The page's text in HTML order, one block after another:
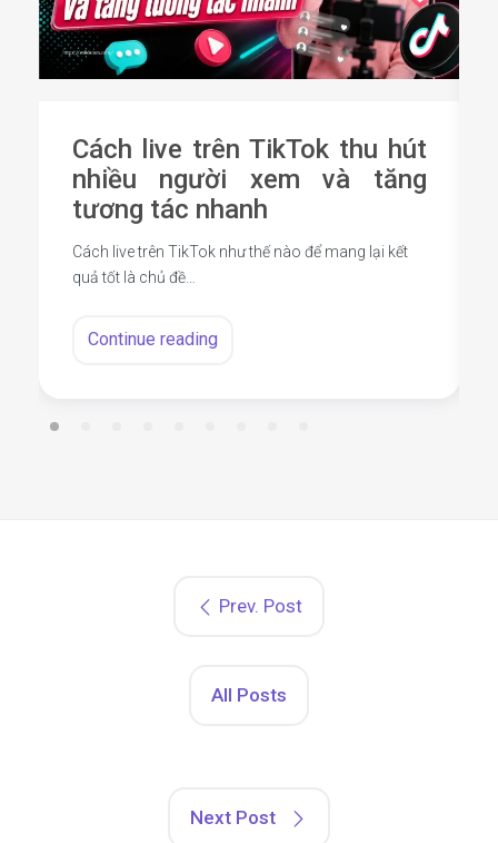
Cách live trên TikTok thu hút
nhiều người xem và tăng
tương tác nhanh
Cách live trên TikTok như thế nào để mang lại kết
quả tốt là chủ đề…
Continue reading
Prev. Post
All Posts
Next Post